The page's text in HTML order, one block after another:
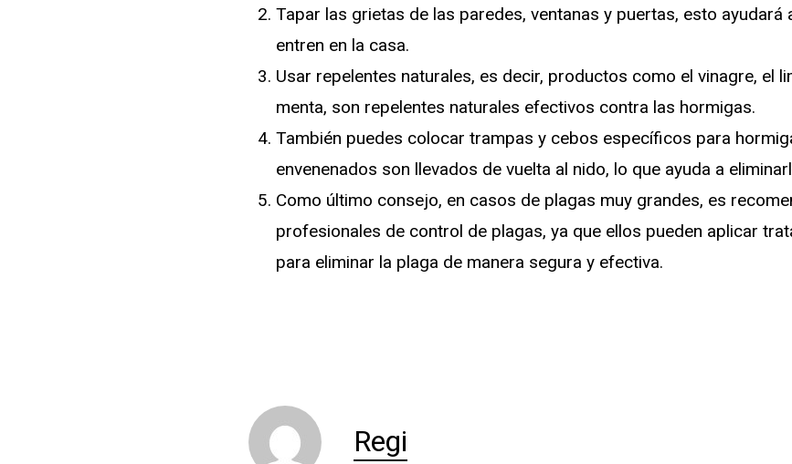
Tapar las grietas de las paredes, ventanas y puertas, esto ayudará
entren en la casa.
Usar repelentes naturales, es decir, productos como el vinagre, el
menta, son repelentes naturales efectivos contra las hormigas.
También puedes colocar trampas y cebos específicos para
envenenados son llevados de vuelta al nido, lo que ayuda a
Como último consejo, en casos de plagas muy grandes, es
profesionales de control de plagas, ya que ellos pueden aplicar
para eliminar la plaga de manera segura y efectiva.
Regi